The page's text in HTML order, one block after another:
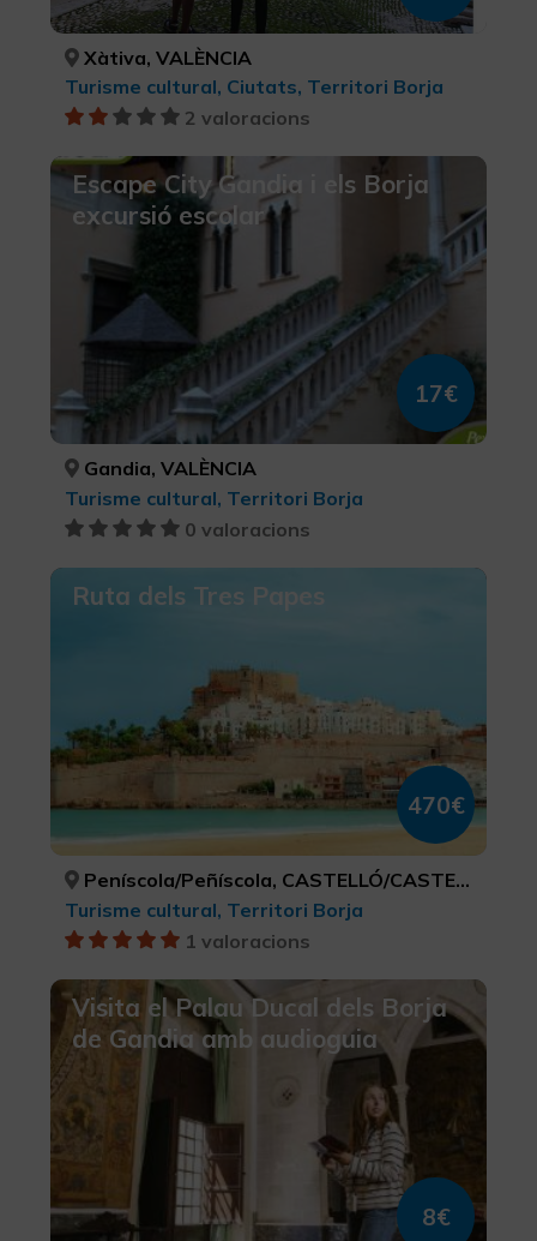
Xàtiva, VALÈNCIA
Turisme cultural, Ciutats, Territori Borja
2 valoracions
Escape City Gandia i els Borja
excursió escolar
17€
Gandia, VALÈNCIA
Turisme cultural, Territori Borja
0 valoracions
Ruta dels Tres Papes
470€
Peníscola/Peñíscola, CASTELLÓ/CASTELLÓN
Turisme cultural, Territori Borja
1 valoracions
Visita el Palau Ducal dels Borja
de Gandia amb audioguia
8€